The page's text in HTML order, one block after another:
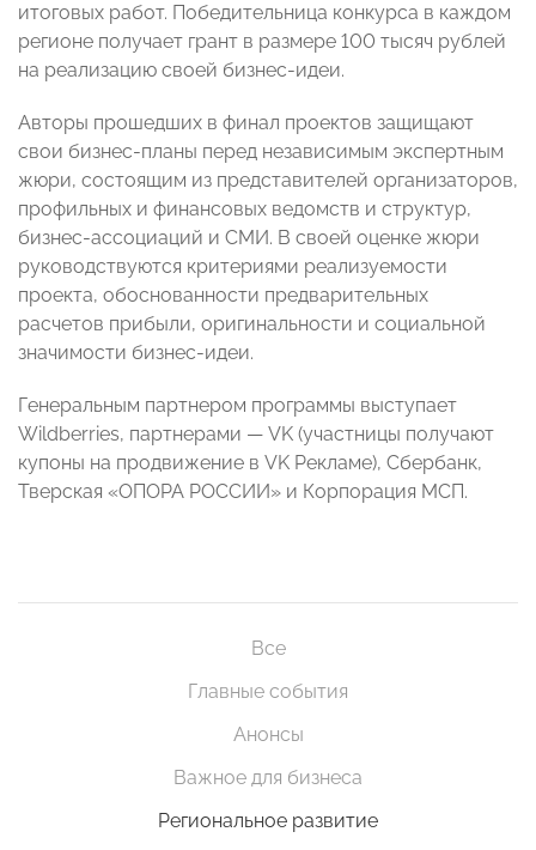
итоговых работ. Победительница конкурса в каждом
регионе получает грант в размере 100 тысяч рублей
на реализацию своей бизнес-идеи.
Авторы прошедших в финал проектов защищают
свои бизнес-планы перед независимым экспертным
жюри, состоящим из представителей организаторов,
профильных и финансовых ведомств и структур,
бизнес-ассоциаций и СМИ. В своей оценке жюри
руководствуются критериями реализуемости
проекта, обоснованности предварительных
расчетов прибыли, оригинальности и социальной
значимости бизнес-идеи.
Генеральным партнером программы выступает
Wildberries, партнерами — VK (участницы получают
купоны на продвижение в VK Рекламе), Сбербанк,
Тверская «ОПОРА РОССИИ» и Корпорация МСП.
Все
Главные события
Анонсы
Важное для бизнеса
Региональное развитие